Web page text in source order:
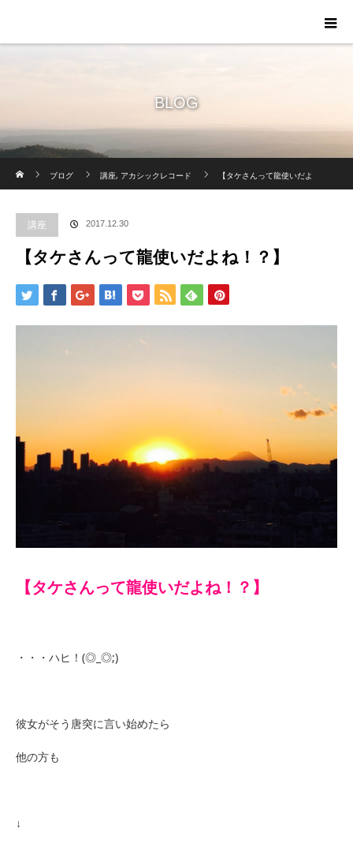
BLOG
ブログ
講座, アカシックレコード 【タケさんって龍使いだよ
講座 2017.12.30
【タケさんって龍使いだよね！？】
【タケさんって龍使いだよね！？】
・・・ハヒ！(◎_◎;)
彼女がそう唐突に言い始めたら
他の方も
↓